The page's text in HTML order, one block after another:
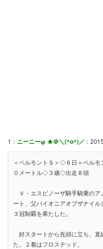
1： ニーニーφ ★＠＼(^o^)／ ：
＜ベルモントＳ＞◇６日＝ベル
０メートル◇３歳◇出走８頭
Ｖ・エスピノーザ騎手騎乗のア
ート、父パイオニアオブザナイ
３冠制覇を果たした。
好スタートから先頭に立ち、直
た。２着はフロステッド。